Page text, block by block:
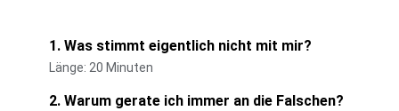
1. Was stimmt eigentlich nicht mit mir?
Länge: 20 Minuten
2. Warum gerate ich immer an die Falschen?